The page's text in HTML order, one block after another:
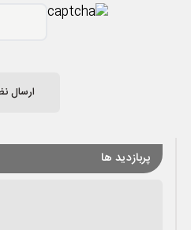
ارسال
پربازدید ها